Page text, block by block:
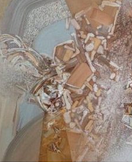
Картины в комнате
Картины над диваном
Стильные картины